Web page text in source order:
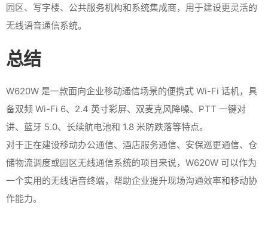
园区、写字楼、公共服务机构和系统集成商，用于建设更灵活的
无线语音通信系统。
总结
W620W 是一款面向企业移动通信场景的便携式 Wi-Fi 话机，具
备双频 Wi-Fi 6、2.4 英寸彩屏、双麦克风降噪、PTT 一键对
讲、蓝牙 5.0、长续航电池和 1.8 米防跌落等特点。
对于正在建设移动办公通信、酒店服务通信、安保巡更通信、仓
储物流调度或园区无线通信系统的项目来说，W620W 可以作为
一个实用的无线语音终端，帮助企业提升现场沟通效率和移动协
作能力。